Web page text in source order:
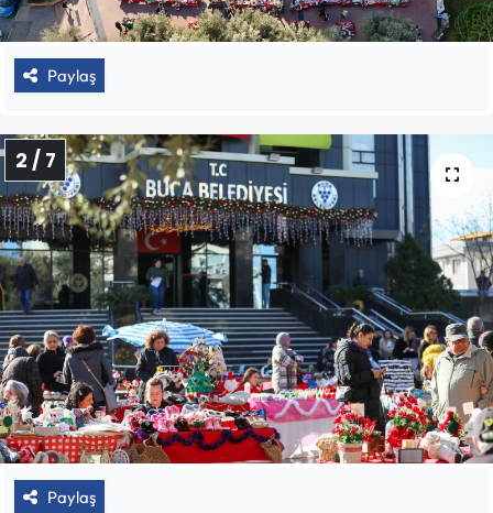
Paylaş
2 / 7
Paylaş